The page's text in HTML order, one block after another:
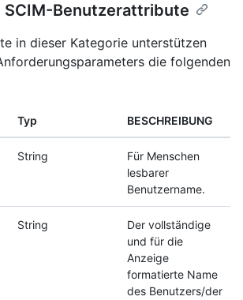
Benutzerattribute
in dieser Kategorie unterstützen
die folgenden
Typ BESCHREIBUNG
String
Für Menschen
lesbarer
Benutzername.
String
Der vollständige
und für die
Anzeige
formatierte Name
des Benutzers/der